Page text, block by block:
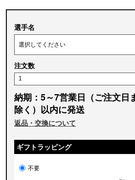
選手名
注文数
納期：5～7営業日（ご注文日
除く）以内に発送
返品・交換について
ギフトラッピング
不要